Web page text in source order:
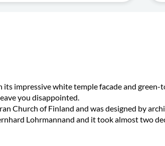
impressive white temple facade and
you disappointed.
Church of Finland and was designed by
Lohrmannand and it took almost two